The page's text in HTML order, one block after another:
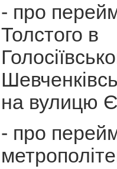
- про
Толстого в
на вулицю
- про